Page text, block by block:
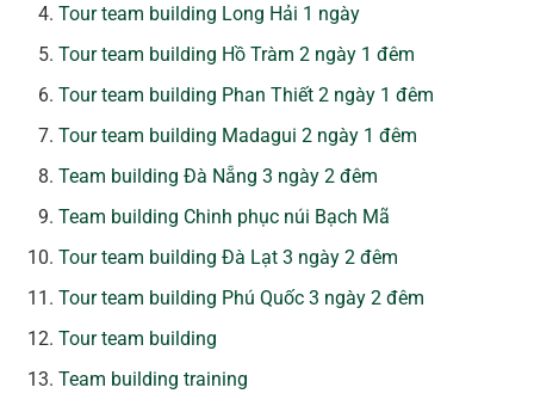
Tour team building Long Hải 1 ngày
Tour team building Hồ Tràm 2 ngày 1 đêm
Tour team building Phan Thiết 2 ngày 1 đêm
Tour team building Madagui 2 ngày 1 đêm
Team building Đà Nẵng 3 ngày 2 đêm
Team building Chinh phục núi Bạch Mã
Tour team building Đà Lạt 3 ngày 2 đêm
Tour team building Phú Quốc 3 ngày 2 đêm
Tour team building
Team building training